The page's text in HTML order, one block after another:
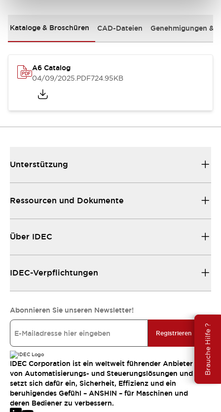
Brauche Hilfe ?
Kataloge & Broschüren CAD-Dateien Genehmigungen &
A6 Catalog
04/09/2025.PDF724.95KB
Unterstützung
Ressourcen und Dokumente
Über IDEC
IDEC-Verpflichtungen
Abonnieren Sie unseren Newsletter!
Registrieren
IDEC Corporation ist ein weltweit führender Anbieter
von Automatisierungs- und Steuerungslösungen und
setzt sich dafür ein, Sicherheit, Effizienz und ein
beruhigendes Gefühl – ANSHIN – für Maschinen und
deren Bediener zu verbessern.